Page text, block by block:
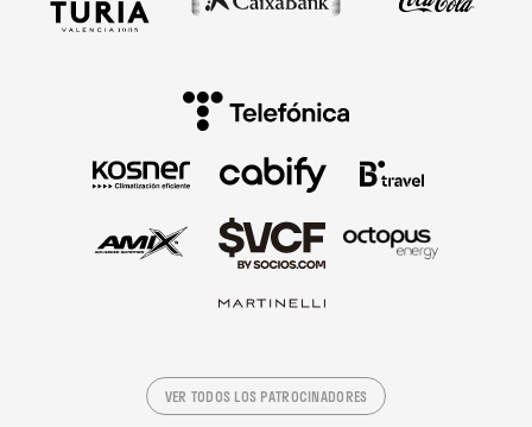
VER TODOS LOS PATROCINADORES